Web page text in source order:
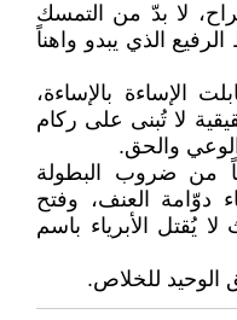
لا بدّ من التمسك
الذي يبدو واهناً
الإساءة بالإساءة،
لا تُبنى على ركام
والحق.
من ضروب البطولة
دوّامة العنف، وفتح
يُقتل الأبرياء باسم
الوحيد للخلاص.